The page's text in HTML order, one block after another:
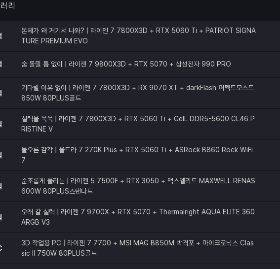
리
본체가 왜 거기서 나와? | 라이젠 7 7800X3D + RTX 5060 Ti + PATRIOT SIGNA
TURE PREMIUM EVO
숨 돌릴 틈 없이 | 라이젠 7 9800X3D + RTX 5070 + 삼성전자 990 PRO
기다릴 이유 없이 | 라이젠 7 7800X3D + RX 9070 XT + darkFlash 퍼펙트모스트
850W 80PLUS골드
실력을 쑥쑥 | 라이젠 7 7800X3D + RTX 5060 Ti + GeIL DDR5-5600 CL46 P
RISTINE V
물오른 감각 | 울트라 7 270K Plus + RTX 5060 Ti + ASRock B860 Rock WiFi
7
순조롭게 풀리는 | 라이젠 5 7500F + RTX 3050 + 맥스엘리트 MAXWELL RENAS
600W 80PLUS스탠다드
오래 갈 실력 | 라이젠 7 9700X + RTX 5070 + Thermalright AQUA ELITE 360
ARGB V3
3D 작업용 PC | 라이젠 7 7700 + MSI MAG B850M 박격포 + 마이크로닉스 Clas
sic II 750W 80PLUS골드